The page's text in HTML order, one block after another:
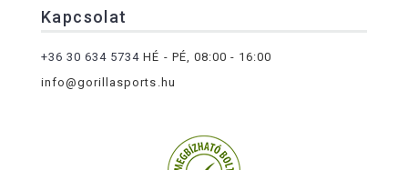
Kapcsolat
+36 30 634 5734 HÉ - PÉ, 08:00 - 16:00
info@gorillasports.hu